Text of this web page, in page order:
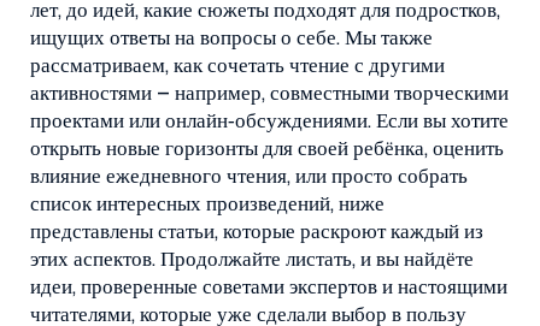
лет, до идей, какие сюжеты подходят для подростков,
ищущих ответы на вопросы о себе. Мы также
рассматриваем, как сочетать чтение с другими
активностями – например, совместными творческими
проектами или онлайн‑обсуждениями. Если вы хотите
открыть новые горизонты для своей ребёнка, оценить
влияние ежедневного чтения, или просто собрать
список интересных произведений, ниже
представлены статьи, которые раскроют каждый из
этих аспектов. Продолжайте листать, и вы найдёте
идеи, проверенные советами экспертов и настоящими
читателями, которые уже сделали выбор в пользу